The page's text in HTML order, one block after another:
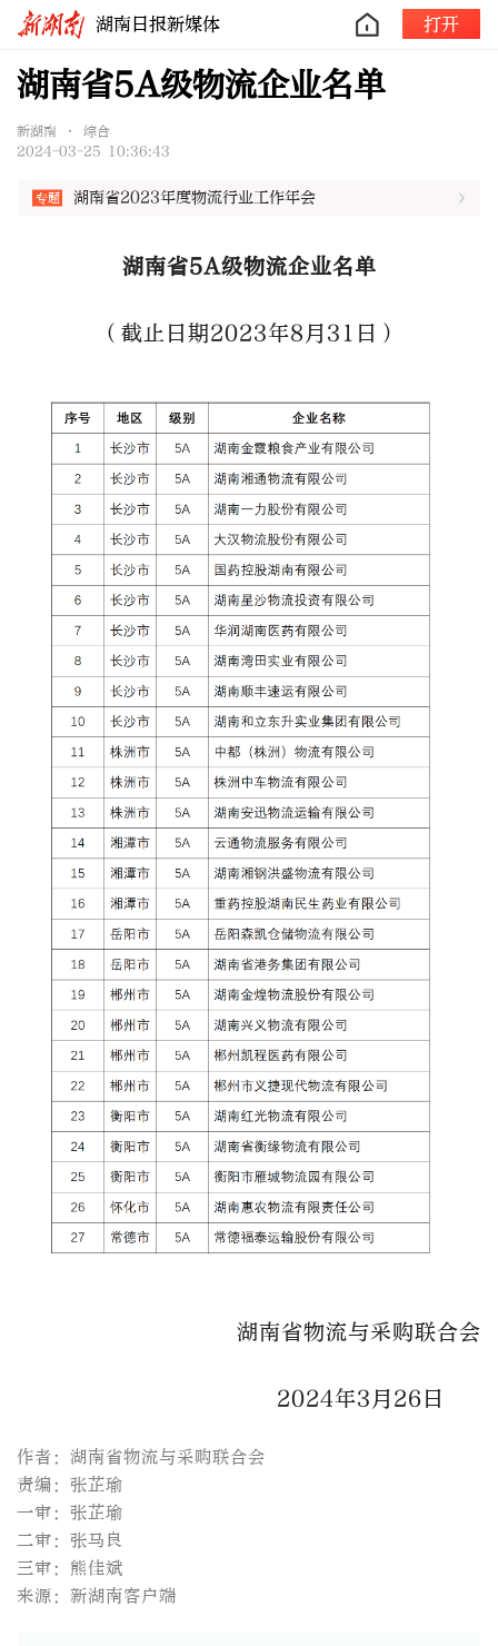
湖南日报新媒体 打开
湖南省5A级物流企业名单
新湖南 • 综合
2024-03-25 10:36:43
湖南省2023年度物流行业工作年会
湖南省5A级物流企业名单
（截止日期2023年8月31日）
湖南省物流与采购联合会
2024年3月26日
作者：湖南省物流与采购联合会
责编：张芷瑜
一审：张芷瑜
二审：张马良
三审：熊佳斌
来源：新湖南客户端